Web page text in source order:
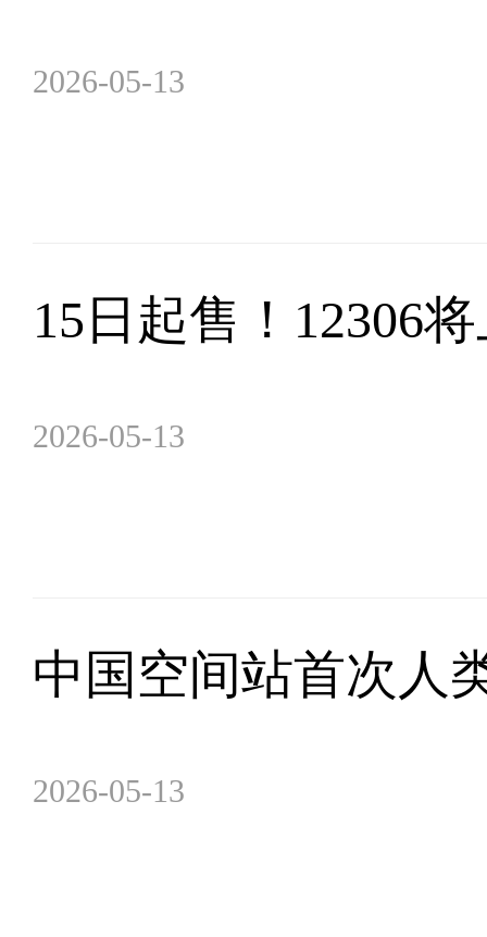
2026-05-13
15日起售！12306
2026-05-13
中国空间站首次人
2026-05-13